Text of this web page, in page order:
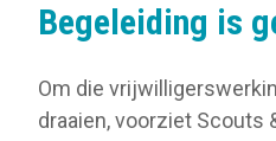
Begeleiding is
Om die
draaien, voorziet Scouts